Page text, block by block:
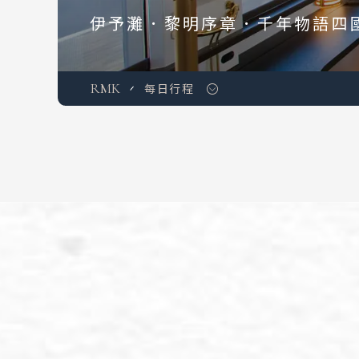
伊予灘．黎明序章．千年物語四
RMK 每日行程